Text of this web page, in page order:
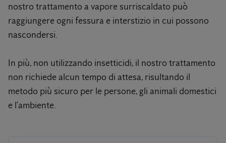
nostro trattamento a vapore surriscaldato può
raggiungere ogni fessura e interstizio in cui possono
nascondersi.
In più, non utilizzando insetticidi, il nostro trattamento
non richiede alcun tempo di attesa, risultando il
metodo più sicuro per le persone, gli animali domestici
e l’ambiente.